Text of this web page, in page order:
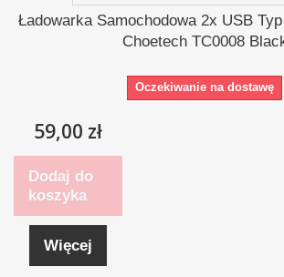
Ładowarka Samochodowa 2x USB
Choetech TC0008
Oczekiwanie na dostawę
59,00 zł
Dodaj do
koszyka
Więcej